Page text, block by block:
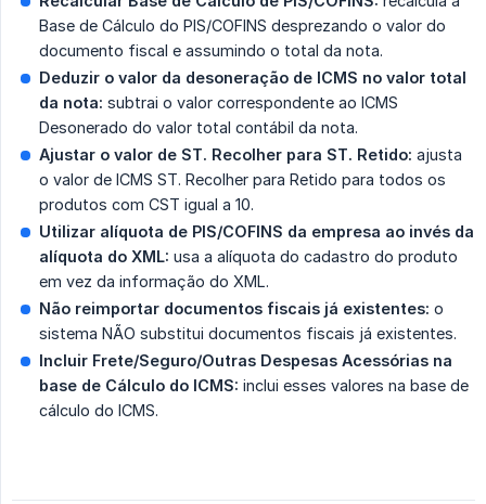
Base de Cálculo do PIS/COFINS desprezando o valor do
documento fiscal e assumindo o total da nota.
Deduzir o valor da desoneração de ICMS no valor total
da nota: subtrai o valor correspondente ao ICMS
Desonerado do valor total contábil da nota.
Ajustar o valor de ST. Recolher para ST. Retido: ajusta
o valor de ICMS ST. Recolher para Retido para todos os
produtos com CST igual a 10.
Utilizar alíquota de PIS/COFINS da empresa ao invés da
alíquota do XML: usa a alíquota do cadastro do produto
em vez da informação do XML.
Não reimportar documentos fiscais já existentes: o
sistema NÃO substitui documentos fiscais já existentes.
Incluir Frete/Seguro/Outras Despesas Acessórias na
base de Cálculo do ICMS: inclui esses valores na base de
cálculo do ICMS.